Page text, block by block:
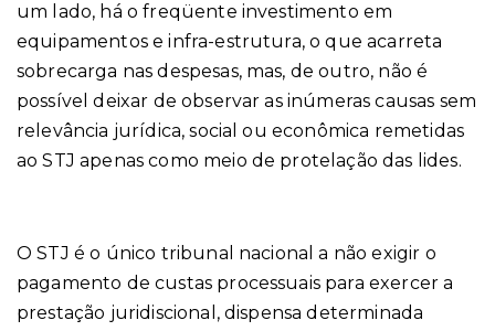
um lado, há o freqüente investimento em
equipamentos e infra-estrutura, o que acarreta
sobrecarga nas despesas, mas, de outro, não é
possível deixar de observar as inúmeras causas sem
relevância jurídica, social ou econômica remetidas
ao STJ apenas como meio de protelação das lides.
O STJ é o único tribunal nacional a não exigir o
pagamento de custas processuais para exercer a
prestação juridiscional, dispensa determinada